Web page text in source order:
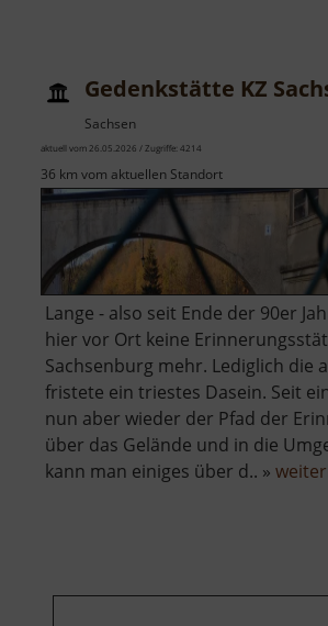
Gedenkstätte KZ
Sachsen
aktuell vom 26.05.2026 / Zugriffe: 4214
36 km vom aktuellen Standort
Lange - also seit Ende der 90er
hier vor Ort keine
Sachsenburg mehr. Lediglich die
fristete ein triestes Dasein. Seit
nun aber wieder der Pfad der
über das Gelände und in die
kann man einiges über d.. »